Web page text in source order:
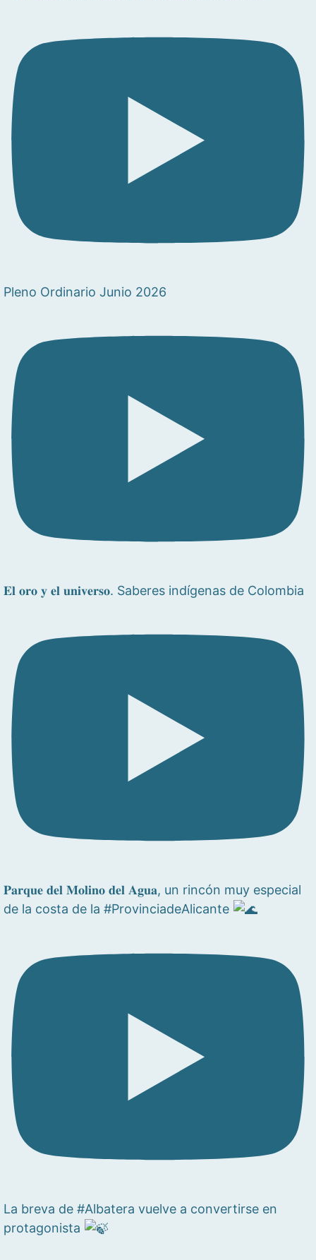
Pleno Ordinario Junio 2026
𝐄𝐥 𝐨𝐫𝐨 𝐲 𝐞𝐥 𝐮𝐧𝐢𝐯𝐞𝐫𝐬𝐨. Saberes indígenas de Colombia
𝐏𝐚𝐫𝐪𝐮𝐞 𝐝𝐞𝐥 𝐌𝐨𝐥𝐢𝐧𝐨 𝐝𝐞𝐥 𝐀𝐠𝐮𝐚, un rincón muy especial
de la costa de la #ProvinciadeAlicante
La breva de #Albatera vuelve a convertirse en
protagonista